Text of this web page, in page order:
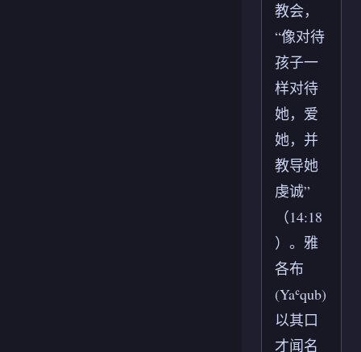
教会，
“像对待
孩子一
样对待
她，爱
她，并
教导她
虔诚”
（14:18
）。雅
各布
(Yaʿqub)
以其口
才闻名